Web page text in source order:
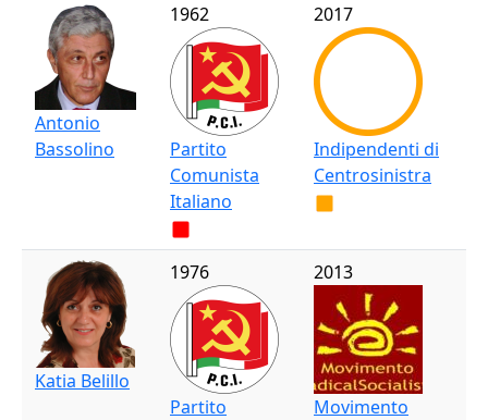
Antonio
Bassolino
1962
Partito
Comunista
Italiano
2017
Indipendenti di
Centrosinistra
Katia Belillo
1976
Partito
2013
Movimento